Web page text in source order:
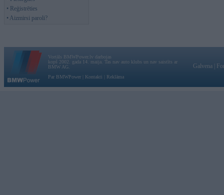
• Reģistrēties
• Aizmirsi paroli?
Vortāls BMWPower.lv darbojas
kopš 2002. gada 14. maija. Tas nav auto klubs un nav saistīts ar
BMW AG.
Par BMWPower
Kontakti Reklāma
Galvena